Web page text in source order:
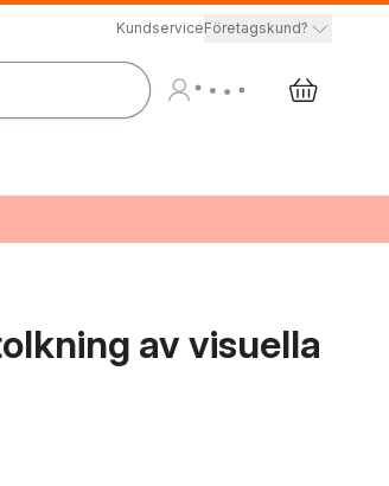
KundserviceFöretagskund?
av visuella